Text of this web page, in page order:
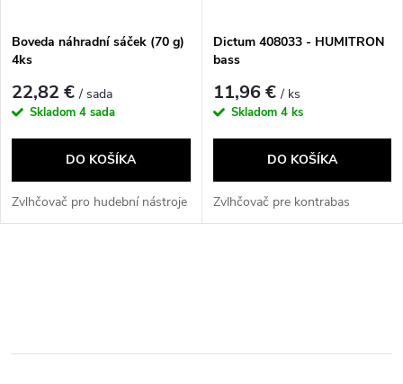
o
v
v
Boveda náhradní sáček (70 g)
4ks
22,82 €/ sada
Skladom 4 sada
DO KOŠÍKA
Zvlhčovač pro hudební nástroje
Dictum 408033 - HUMITRON
bass
11,96 €/ ks
Skladom 4 ks
DO KOŠÍKA
Zvlhčovač pre kontrabas
l